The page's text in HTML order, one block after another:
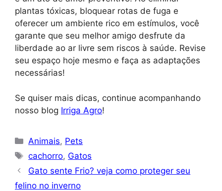
plantas tóxicas, bloquear rotas de fuga e
oferecer um ambiente rico em estímulos, você
garante que seu melhor amigo desfrute da
liberdade ao ar livre sem riscos à saúde. Revise
seu espaço hoje mesmo e faça as adaptações
necessárias!
Se quiser mais dicas, continue acompanhando
nosso blog Irriga Agro!
Categorias
Animais, Pets
Tags
cachorro, Gatos
Gato sente Frio? veja como proteger seu
felino no inverno